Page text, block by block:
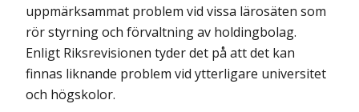
uppmärksammat problem vid vissa lärosäten som
rör styrning och förvaltning av holdingbolag.
Enligt Riksrevisionen tyder det på att det kan
finnas liknande problem vid ytterligare universitet
och högskolor.